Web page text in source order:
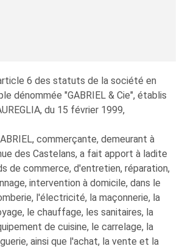
6 des statuts de la société en
dénommée "GABRIEL & Cie", établis
du 15 février 1999,
commerçante, demeurant à
des Castelans, a fait apport à ladite
de commerce, d'entretien, réparation,
intervention à domicile, dans le
l'électricité, la maçonnerie, la
le chauffage, les sanitaires, la
de cuisine, le carrelage, la
ainsi que l'achat, la vente et la